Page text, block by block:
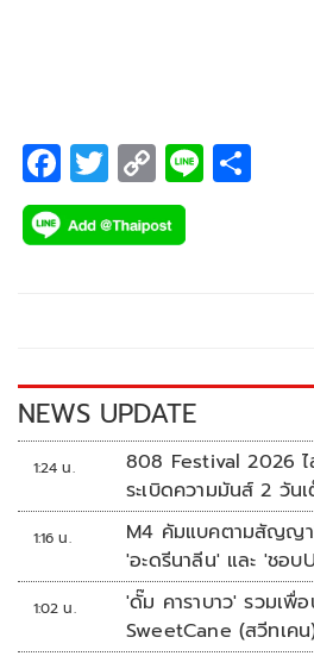
F
ac
e
k
T
wi
tt
C
o
p
k
Li
NEWS UPDATE
1:24 น.
808 Festival 2026
ระเบิดความมันส์ 2 วัน
1:16 น.
M4 คัมแบคตามสัญญ
'อะดรีนาลีน' และ 'ชอบ
1:02 น.
'ดั๊ม คาราบาว' รวมเพื่
SweetCane (สวีทเค